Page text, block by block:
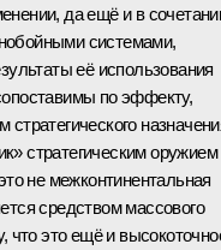
да ещё и в
системами,
её использования
по эффекту,
стратегическим оружием
не межконтинентальная
средством массового
что это ещё и